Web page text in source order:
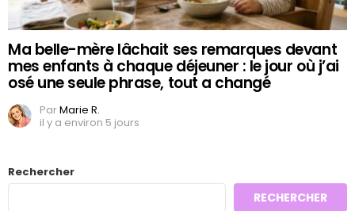
Ma belle-mère lâchait ses remarques devant
mes enfants à chaque déjeuner : le jour où j’ai
osé une seule phrase, tout a changé
ParMarie R.
il y a environ 5 jours
Rechercher
RECHERCHER